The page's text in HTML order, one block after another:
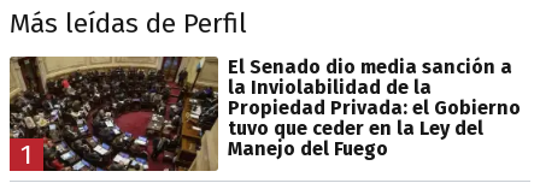
Más leídas de Perfil
1
El Senado dio media sanción a
la Inviolabilidad de la
Propiedad Privada: el Gobierno
tuvo que ceder en la Ley del
Manejo del Fuego